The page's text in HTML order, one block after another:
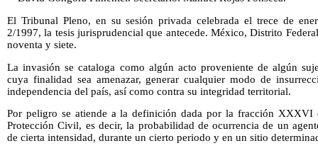
El Tribunal Pleno, en su sesión privada celebrada el trece de
2/1997, la tesis jurisprudencial que antecede. México, Distrito
noventa y siete.
La invasión se cataloga como algún acto proveniente de algún
cuya finalidad sea amenazar, generar cualquier modo de
independencia del país, así como contra su integridad territorial.
Por peligro se atiende a la definición dada por la fracción
Protección Civil, es decir, la probabilidad de ocurrencia de un
de cierta intensidad, durante un cierto periodo y en un sitio